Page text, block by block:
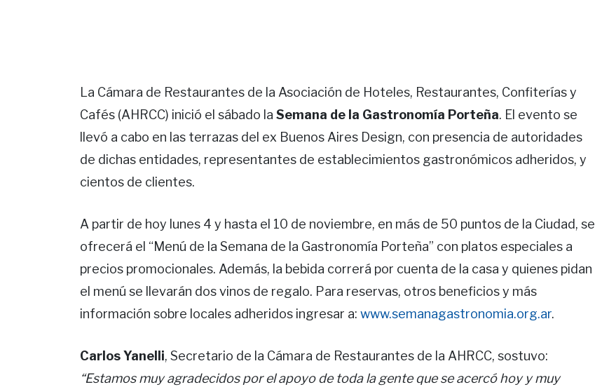
La Cámara de Restaurantes de la Asociación de Hoteles, Restaurantes, Confiterías y
Cafés (AHRCC) inició el sábado la Semana de la Gastronomía Porteña. El evento se
llevó a cabo en las terrazas del ex Buenos Aires Design, con presencia de autoridades
de dichas entidades, representantes de establecimientos gastronómicos adheridos, y
cientos de clientes.
A partir de hoy lunes 4 y hasta el 10 de noviembre, en más de 50 puntos de la Ciudad, se
ofrecerá el “Menú de la Semana de la Gastronomía Porteña” con platos especiales a
precios promocionales. Además, la bebida correrá por cuenta de la casa y quienes pidan
el menú se llevarán dos vinos de regalo. Para reservas, otros beneficios y más
información sobre locales adheridos ingresar a: www.semanagastronomia.org.ar.
Carlos Yanelli, Secretario de la Cámara de Restaurantes de la AHRCC, sostuvo:
“Estamos muy agradecidos por el apoyo de toda la gente que se acercó hoy y muy